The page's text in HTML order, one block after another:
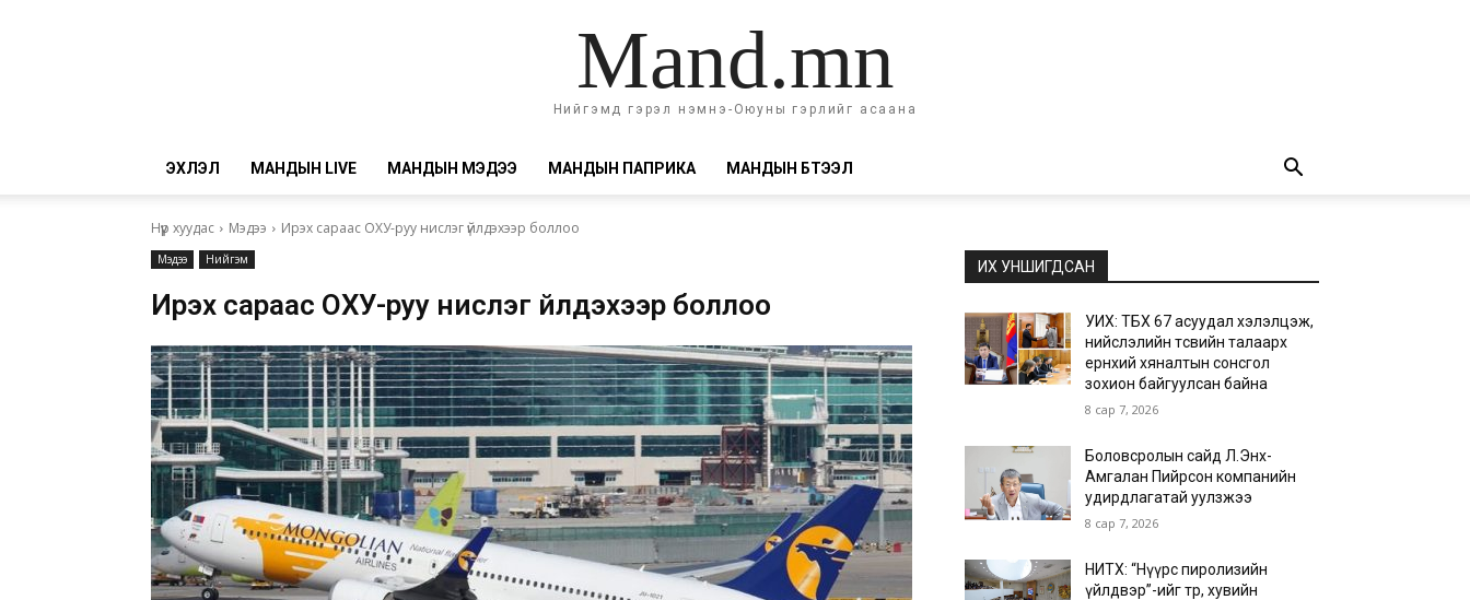
Mand.mn
Нийгэмд гэрэл нэмнэ-Оюуны гэрлийг асаана
ЭХЛЭЛ МАНДЫН LIVE МАНДЫН МЭДЭЭ МАНДЫН ПАПРИКА МАНДЫН БҮТЭЭЛ
Нүүр хуудас Мэдээ Ирэх сараас ОХУ-руу нислэг үйлдэхээр боллоо
Мэдээ Нийгэм
Ирэх сараас ОХУ-руу нислэг үйлдэхээр боллоо
ИХ УНШИГДСАН
УИХ: ТБХ 67 асуудал хэлэлцэж,
нийслэлийн төсвийн талаарх
ерөнхий хяналтын сонсгол
зохион байгуулсан байна
8 сар 7, 2026
Боловсролын сайд Л.Энх-
Амгалан Пийрсон компанийн
удирдлагатай уулзжээ
8 сар 7, 2026
НИТХ: “Нүүрс пиролизийн
үйлдвэр”-ийг төр, хувийн